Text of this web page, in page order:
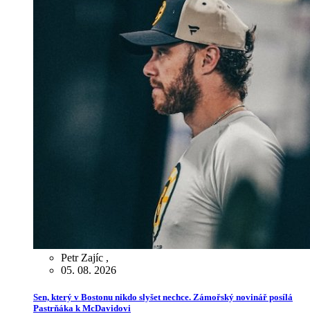
Petr Zajíc ,
05. 08. 2026
Sen, který v Bostonu nikdo slyšet nechce. Zámořský novinář posílá
Pastrňáka k McDavidovi